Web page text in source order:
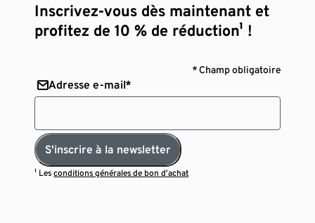
Inscrivez-vous dès maintenant et
profitez de 10 % de réduction¹ !
* Champ obligatoire
Adresse e-mail*
S'inscrire à la newsletter
¹ Lesconditions générales de bon d’achat